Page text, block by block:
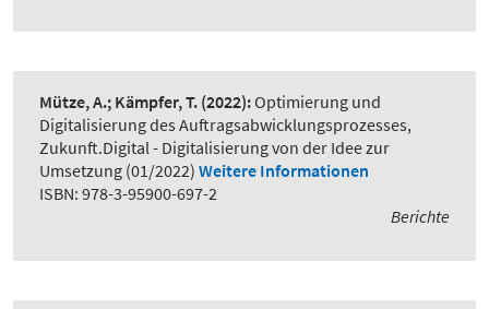
Mütze, A.; Kämpfer, T. (2022):Optimierung und
Digitalisierung des Auftragsabwicklungsprozesses,
Zukunft.Digital - Digitalisierung von der Idee zur
Umsetzung (01/2022) Weitere Informationen
ISBN: 978-3-95900-697-2
Berichte